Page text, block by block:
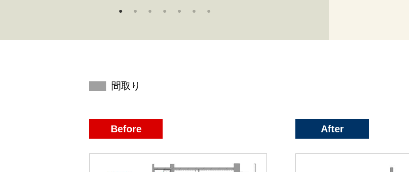
間取り
Before After